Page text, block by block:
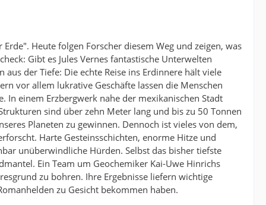
Heute folgen Forscher diesem Weg und zeigen, was
Gibt es Jules Vernes fantastische Unterwelten
der Tiefe: Die echte Reise ins Erdinnere hält viele
vor allem lukrative Geschäfte lassen die Menschen
einem Erzbergwerk nahe der mexikanischen Stadt
sind über zehn Meter lang und bis zu 50 Tonnen
Planeten zu gewinnen. Dennoch ist vieles von dem,
Harte Gesteinsschichten, enorme Hitze und
unüberwindliche Hürden. Selbst das bisher tiefste
Ein Team um Geochemiker Kai-Uwe Hinrichs
zu bohren. Ihre Ergebnisse liefern wichtige
zu Gesicht bekommen haben.